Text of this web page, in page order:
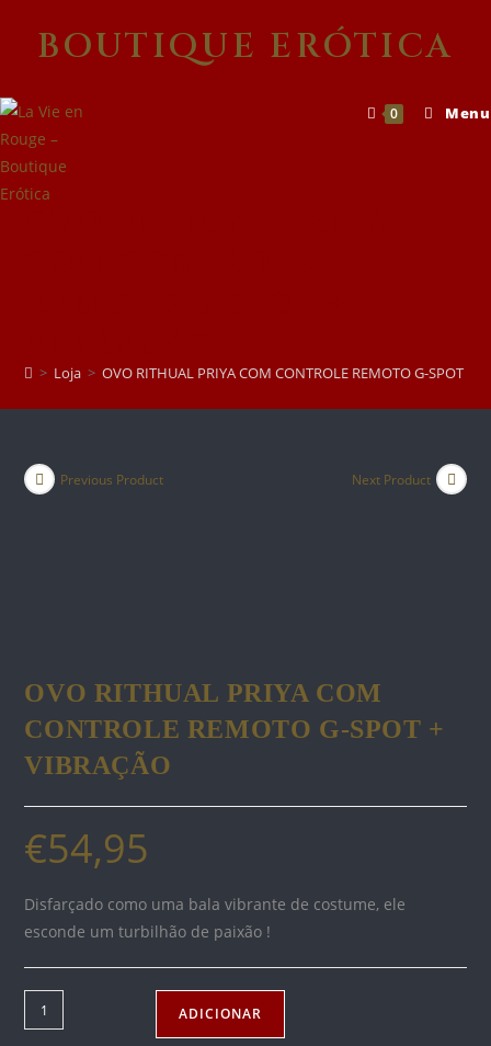
BOUTIQUE ERÓTICA
0 Menu
> Loja > OVO RITHUAL PRIYA COM CONTROLE REMOTO G-SPOT +
Previous Product Next Product
OVO RITHUAL PRIYA COM
CONTROLE REMOTO G-SPOT +
VIBRAÇÃO
€54,95
Disfarçado como uma bala vibrante de costume, ele
esconde um turbilhão de paixão !
Quantidade
de
ADICIONAR